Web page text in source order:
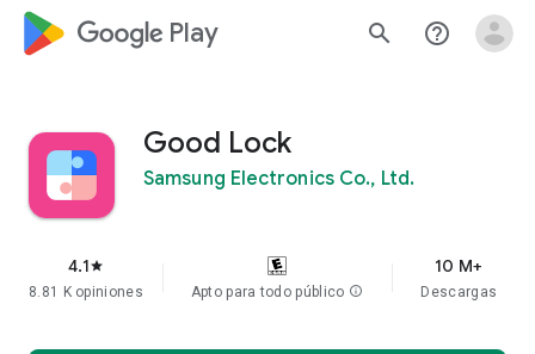
google_logo Play search help_outline
Good Lock
Samsung Electronics Co., Ltd.
4.1star
8.81 K opiniones Apto para todo público info
10 M+
Descargas